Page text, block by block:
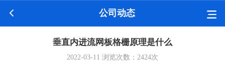
公司动态
垂直内进流网板格栅原理是什么
2022-03-11 浏览次数： 2424次